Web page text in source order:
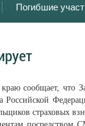
Погибшие
сообщает, что
Российской
страховых